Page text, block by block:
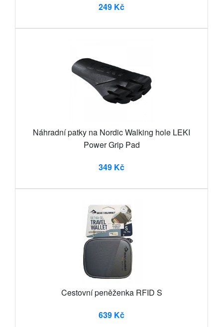
249 Kč
Náhradní patky na Nordic Walking hole LEKI
Power Grip Pad
349 Kč
Cestovní peněženka RFID S
639 Kč